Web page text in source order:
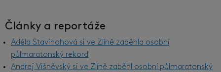
Články a reportáže
Adéla Stavinohová si ve Zlíně zaběhla osobní
půlmaratonský rekord
Andrej Višněvský si ve Zlíně zaběhl osobní půlmaratonský